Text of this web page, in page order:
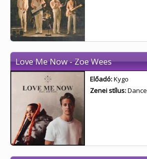
Love Me Now - Zoe Wees
Előadó:Kygo
Zenei stílus:Dance